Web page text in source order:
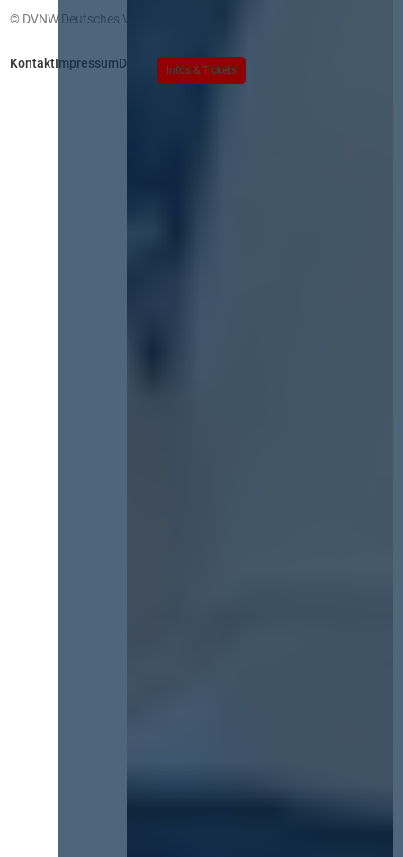
Infos & Tickets
© DVNW Deutsches Vergabenetzwerk GmbH
KontaktImpressumDatenschutz